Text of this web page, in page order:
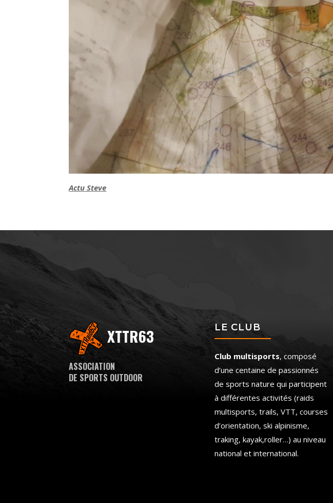
Actu Steve
XTTR63
ASSOCIATION
DE SPORTS OUTDOOR
LE CLUB
Club multisports, composé
d’une centaine de passionnés
de sports nature qui participent
à différentes activités (raids
multisports, trails, VTT, courses
d’orientation, ski alpinisme,
traking, kayak,roller…) au niveau
national et international.